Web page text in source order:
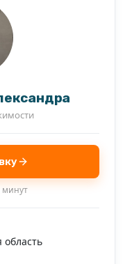
минут
область